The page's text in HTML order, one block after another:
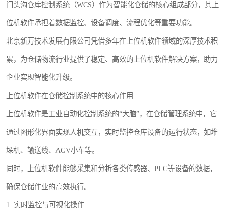
门头沟仓库控制系统（WCS）作为智能化仓储的核心组成部分，其上
位机软件承担着数据监控、设备调度、流程优化等重要功能。
北京新万技术发展有限公司凭借多年在上位机软件领域的深厚技术积
累，为仓储物流行业提供了稳定、高效的上位机软件解决方案，助力
企业实现智能化升级。
上位机软件在仓储控制系统中的核心作用
上位机软件是工业自动化控制系统的“大脑”，在仓储管理系统中，它
通过图形化界面实现人机交互，实时监控仓库设备的运行状态，如堆
垛机、输送线、AGV小车等。
同时，上位机软件能够采集和分析各类传感器、PLC等设备的数据，
确保仓储作业的高效执行。
1. 实时监控与可视化操作
WMS立体仓库上位机软件